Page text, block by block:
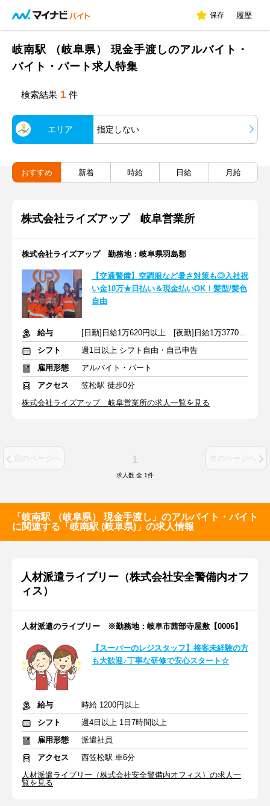
保存 履歴
岐南駅 （岐阜県） 現金手渡しのアルバイト・
バイト・パート求人特集
検索結果 1 件
エリア 指定しない
おすすめ 新着 時給 日給 月給
株式会社ライズアップ 岐阜営業所
株式会社ライズアップ 勤務地：岐阜県羽島郡
【交通警備】空調服など暑さ対策も◎入社祝
い金10万★日払い＆現金払いOK！髪型/髪色
自由
給与
[日勤]日給1万620円以上 [夜勤]日給1万3770円以上
シフト
週1日以上 シフト自由・自己申告
雇用形態
アルバイト・パート
アクセス
笠松駅 徒歩0分
株式会社ライズアップ 岐阜営業所の求人一覧を見る
前のページへ 1 次のページへ
求人数 全 1件
「岐南駅 （岐阜県） 現金手渡し」のアルバイト・バイト
に関連する「岐南駅 (岐阜県)」の求人情報
人材派遣ライブリー（株式会社安全警備内オフ
ィス）
人材派遣のライブリー ※勤務地：岐阜市茜部寺屋敷【0006】
【スーパーのレジスタッフ】接客未経験の方
も大歓迎♪丁寧な研修で安心スタート☆
給与
時給 1200円以上
シフト
週4日以上 1日7時間以上
雇用形態
派遣社員
アクセス
西笠松駅 車6分
人材派遣ライブリー（株式会社安全警備内オフィス）の求人一
覧を見る